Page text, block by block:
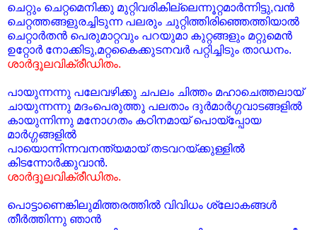
ചെറ്റും ചെറ്റമെനിക്കു മുറ്റിവരികില്ലെന്നൂറ്റമാര്‍ന്നിട്ടു,വന്‍
ചെറ്റത്തങ്ങളുരച്ചിടുന്ന പലരും ചുറ്റിത്തിരിഞ്ഞെത്തിയാല്‍
ചെറ്റാര്‍തന്‍ പെരുമാറ്റവും പറയുമാ കുറ്റങ്ങളും മറ്റുമെന്‍
ഉറ്റോര്‍ നോക്കിടു,മറ്റകൈക്കുടനവര്‍ പറ്റിച്ചിടും താഡനം.
ശാര്‍ദ്ദൂലവിക്രീഡിതം.
പായുന്നന്നു പലേവഴിക്കു ചപലം ചിത്തം മഹാചെത്തലായ്
ചായുന്നന്നു മദംപെരുത്തു പലതാം ദുര്‍മാര്‍ഗ്ഗവാടങ്ങളില്‍
കായുന്നിന്നു മനോഗതം കഠിനമായ് പൊയ്‌പ്പോയ
മാര്‍ഗ്ഗങ്ങളില്‍
പായൊന്നിന്നവനന്ത്യമായ് തടവറയ്ക്കുള്ളില്‍
കിടന്നോര്‍ക്കുവാന്‍.
ശാര്‍ദ്ദൂലവിക്രീഡിതം.
പൊട്ടാണെങ്കിലുമിത്തരത്തില്‍ വിവിധം ശ്ലോകങ്ങള്‍
തീര്‍ത്തിന്നു ഞാന്‍